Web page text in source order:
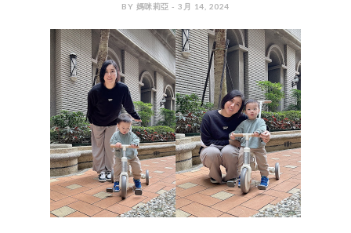
BY 媽咪莉亞 - 3月 14, 2024